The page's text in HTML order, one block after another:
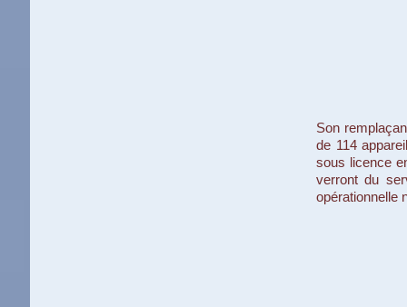
Son
de 114
sous licence
verront du
opérationnelle